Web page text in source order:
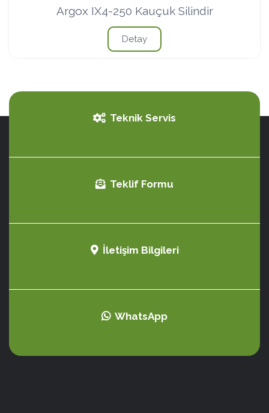
Argox IX4-250 Kauçuk Silindir
Detay
Teknik Servis
Teklif Formu
İletişim Bilgileri
WhatsApp